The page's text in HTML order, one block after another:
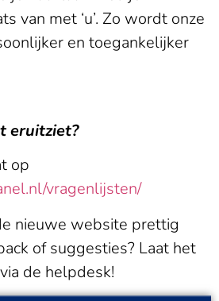
van met ‘u’. Zo wordt onze
en toegankelijker
eruitziet?
op
vragenlijsten/
nieuwe website prettig
of suggesties? Laat het
de helpdesk!